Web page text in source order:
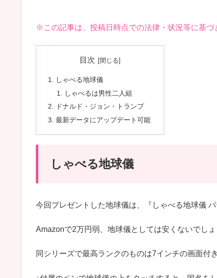
※この記事は、投稿日時点での法律・状況等に基づ
目次
しゃべる地球儀
しゃべるは男性二人組
ドナルド・ジョン・トランプ
最新データにアップデート可能
しゃべる地球儀
今回プレゼントした地球儀は、『しゃべる地球儀
Amazonで2万円弱、地球儀としては安くないでし
同シリーズで最高ランクのものは7インチの画面付